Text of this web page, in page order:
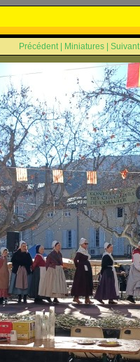
Précédent| Miniatures Suivant